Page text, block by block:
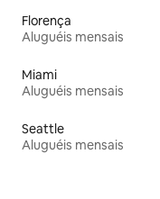
Florença
Aluguéis mensais
Miami
Aluguéis mensais
Seattle
Aluguéis mensais